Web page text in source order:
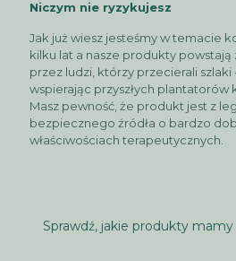
Niczym nie ryzykujesz
Jak już wiesz jesteśmy w temacie
kilku lat a nasze produkty powstają
przez ludzi, którzy przecierali szlaki
wspierając przyszłych plantatorów
Masz pewność, że produkt jest z
bezpiecznego źródła o bardzo
właściwościach terapeutycznych.
Sprawdź, jakie produkty